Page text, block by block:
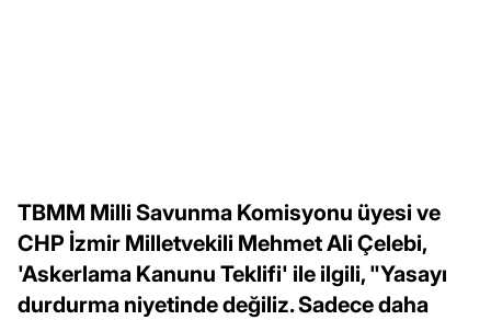
TBMM Milli Savunma Komisyonu üyesi ve
CHP İzmir Milletvekili Mehmet Ali Çelebi,
'Askerlama Kanunu Teklifi' ile ilgili, "Yasayı
durdurma niyetinde değiliz. Sadece daha